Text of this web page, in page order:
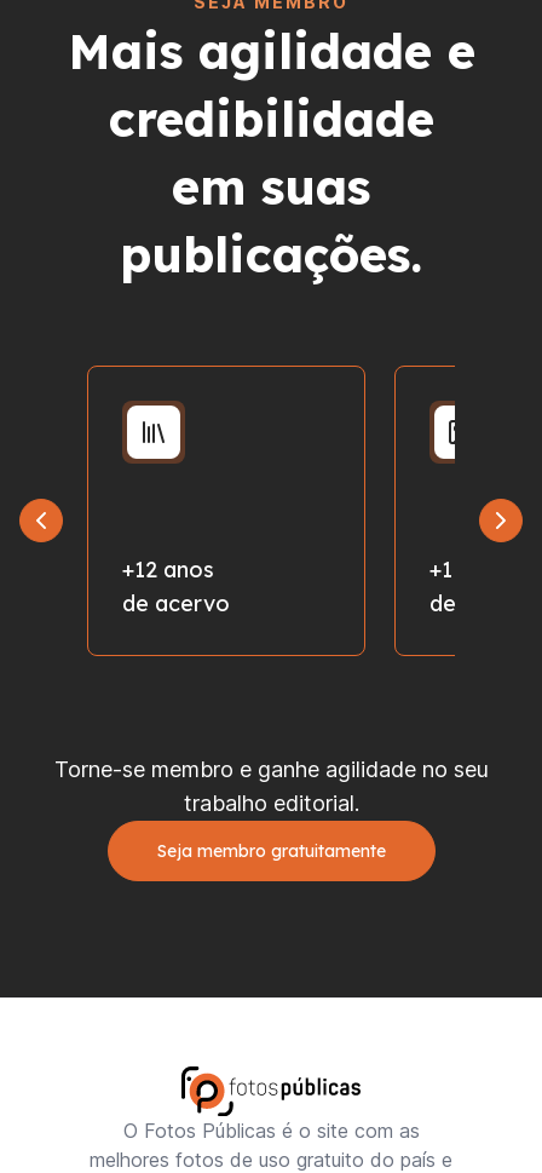
Mais agilidade e
credibilidade
em suas
publicações.
+12 anos
de acervo
+1 milhão
de fotos
Torne-se membro e ganhe agilidade no seu
trabalho editorial.
Seja membro gratuitamente
O Fotos Públicas é o site com as
melhores fotos de uso gratuito do país e